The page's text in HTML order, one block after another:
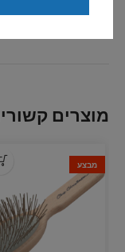
מוצרים
מבצע